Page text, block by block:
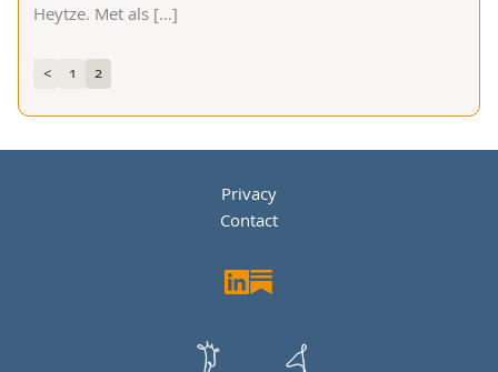
Heytze. Met als […]
< 1 2
Privacy
Contact